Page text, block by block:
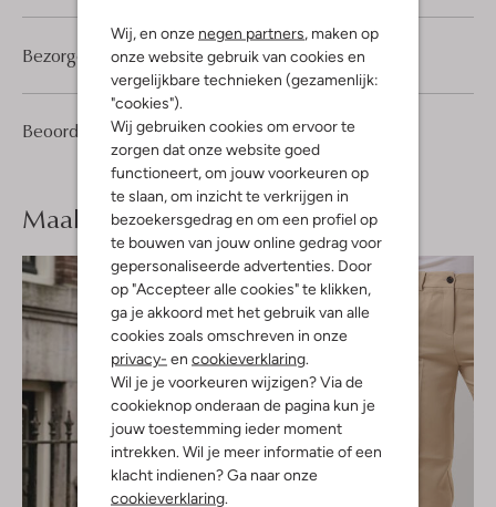
Wij, en onze negen partners , maken op
onze website gebruik van cookies en
vergelijkbare technieken (gezamenlijk:
"cookies").
Wij gebruiken cookies om ervoor te
zorgen dat onze website goed
functioneert, om jouw voorkeuren op
te slaan, om inzicht te verkrijgen in
bezoekersgedrag en om een profiel op
te bouwen van jouw online gedrag voor
gepersonaliseerde advertenties. Door
op "Accepteer alle cookies" te klikken,
ga je akkoord met het gebruik van alle
cookies zoals omschreven in onze
privacy- en cookieverklaring
Wil je je voorkeuren wijzigen? Via de
cookieknop onderaan de pagina kun je
jouw toestemming ieder moment
intrekken. Wil je meer informatie of een
klacht indienen? Ga naar onze
cookieverklaring
Beoordelingen (1) 4/5
1
4
Sterren
Bezorgen & retourneren
Maak jelook compleet